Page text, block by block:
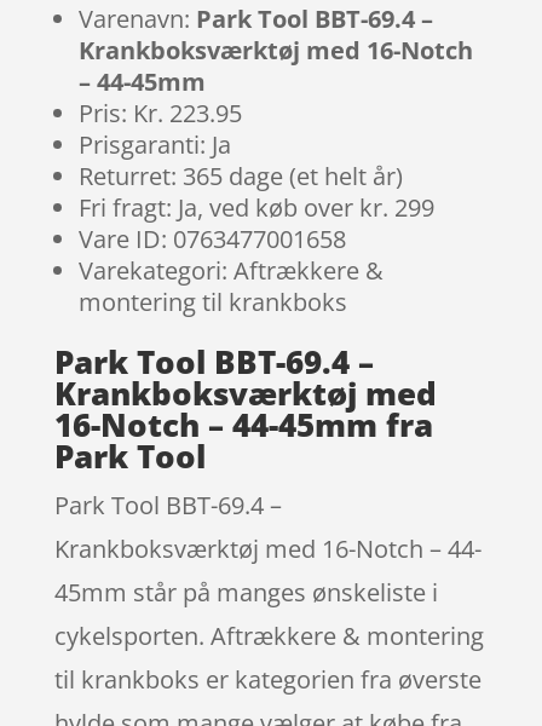
Varenavn: Park Tool BBT-69.4 –
Krankboksværktøj med 16-Notch
– 44-45mm
Pris: Kr. 223.95
Prisgaranti: Ja
Returret: 365 dage (et helt år)
Fri fragt: Ja, ved køb over kr. 299
Vare ID: 0763477001658
Varekategori: Aftrækkere &
montering til krankboks
Park Tool BBT-69.4 –
Krankboksværktøj med
16-Notch – 44-45mm fra
Park Tool
Park Tool BBT-69.4 –
Krankboksværktøj med 16-Notch – 44-
45mm står på manges ønskeliste i
cykelsporten. Aftrækkere & montering
til krankboks er kategorien fra øverste